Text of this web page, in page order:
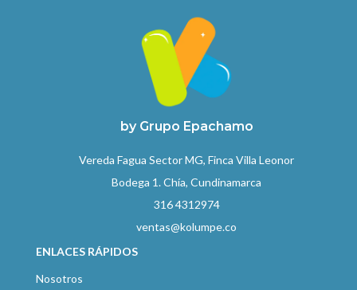
by Grupo Epachamo
Vereda Fagua Sector MG, Finca Villa Leonor
Bodega 1. Chía, Cundinamarca
316 4312974
ventas@kolumpe.co
ENLACES RÁPIDOS
Nosotros